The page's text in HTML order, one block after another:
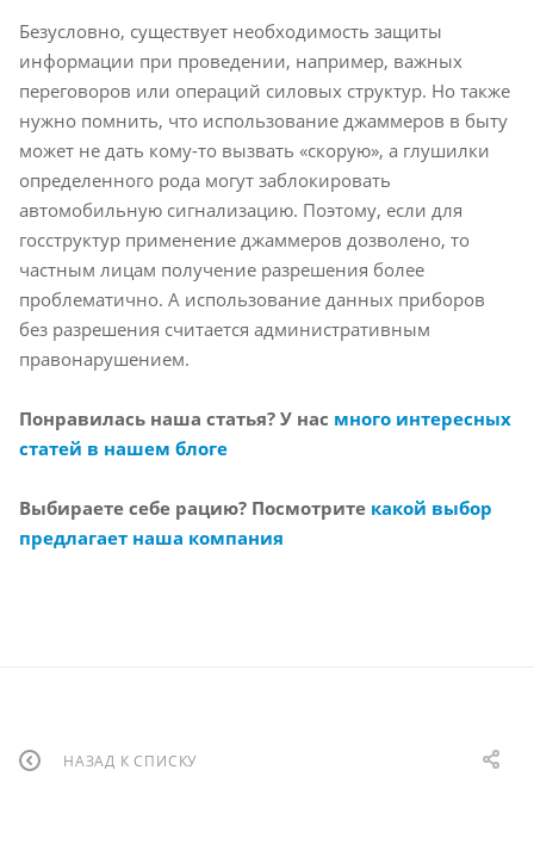
Безусловно, существует необходимость защиты
информации при проведении, например, важных
переговоров или операций силовых структур. Но также
нужно помнить, что использование джаммеров в быту
может не дать кому-то вызвать «скорую», а глушилки
определенного рода могут заблокировать
автомобильную сигнализацию. Поэтому, если для
госструктур применение джаммеров дозволено, то
частным лицам получение разрешения более
проблематично. А использование данных приборов
без разрешения считается административным
правонарушением.
Понравилась наша статья? У нас много интересных
статей в нашем блоге
Выбираете себе рацию? Посмотрите какой выбор
предлагает наша компания
НАЗАД К СПИСКУ